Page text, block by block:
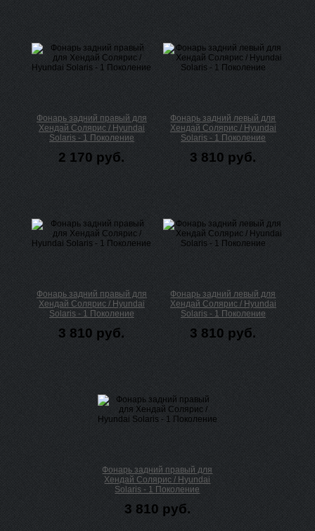
Фонарь задний правый для
Хендай Солярис / Hyundai
Solaris - 1 Поколение
2 170 руб.
Фонарь задний левый для
Хендай Солярис / Hyundai
Solaris - 1 Поколение
3 810 руб.
Фонарь задний правый для
Хендай Солярис / Hyundai
Solaris - 1 Поколение
3 810 руб.
Фонарь задний левый для
Хендай Солярис / Hyundai
Solaris - 1 Поколение
3 810 руб.
Фонарь задний правый для
Хендай Солярис / Hyundai
Solaris - 1 Поколение
3 810 руб.